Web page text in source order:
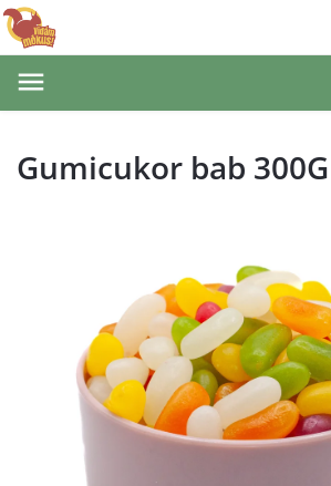
Gumicukor bab 300G